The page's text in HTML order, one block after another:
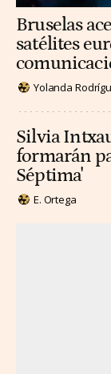
Bruselas
satélites
Yolanda
Silvia
formarán
Séptima'
E. Ortega